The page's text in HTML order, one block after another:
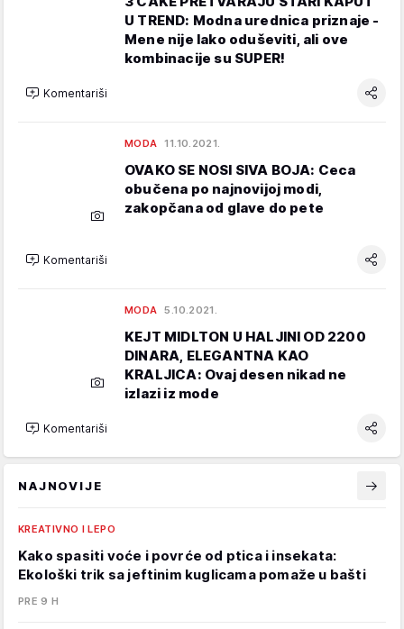
U TREND: Modna urednica priznaje -
Mene nije lako oduševiti, ali ove
kombinacije su SUPER!
Komentariši
MODA 11.10.2021.
OVAKO SE NOSI SIVA BOJA: Ceca
obučena po najnovijoj modi,
zakopčana od glave do pete
Komentariši
MODA 5.10.2021.
KEJT MIDLTON U HALJINI OD 2200
DINARA, ELEGANTNA KAO
KRALJICA: Ovaj desen nikad ne
izlazi iz mode
Komentariši
NAJNOVIJE
KREATIVNO I LEPO
Kako spasiti voće i povrće od ptica i insekata:
Ekološki trik sa jeftinim kuglicama pomaže u bašti
PRE 9 H